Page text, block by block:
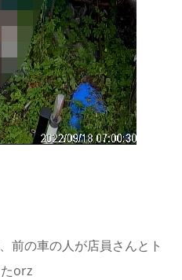
前の車の人が店員さんとト
orz